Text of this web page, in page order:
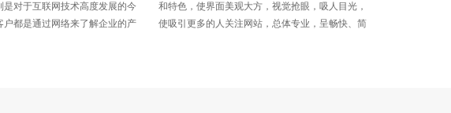
是对于互联网技术高度发展的今
户都是通过网络来了解企业的产
和特色，使界面美观大方，视觉抢眼，吸人目光，
使吸引更多的人关注网站，总体专业，呈畅快、简